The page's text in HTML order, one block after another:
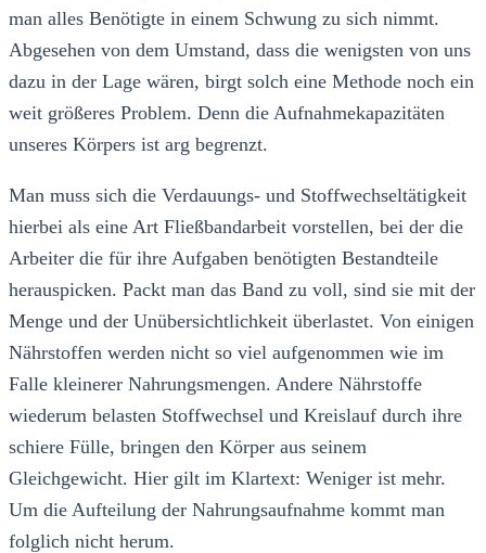
man alles Benötigte in einem Schwung zu sich nimmt.
Abgesehen von dem Umstand, dass die wenigsten von uns
dazu in der Lage wären, birgt solch eine Methode noch ein
weit größeres Problem. Denn die Aufnahmekapazitäten
unseres Körpers ist arg begrenzt.
Man muss sich die Verdauungs- und Stoffwechseltätigkeit
hierbei als eine Art Fließbandarbeit vorstellen, bei der die
Arbeiter die für ihre Aufgaben benötigten Bestandteile
herauspicken. Packt man das Band zu voll, sind sie mit der
Menge und der Unübersichtlichkeit überlastet. Von einigen
Nährstoffen werden nicht so viel aufgenommen wie im
Falle kleinerer Nahrungsmengen. Andere Nährstoffe
wiederum belasten Stoffwechsel und Kreislauf durch ihre
schiere Fülle, bringen den Körper aus seinem
Gleichgewicht. Hier gilt im Klartext: Weniger ist mehr.
Um die Aufteilung der Nahrungsaufnahme kommt man
folglich nicht herum.